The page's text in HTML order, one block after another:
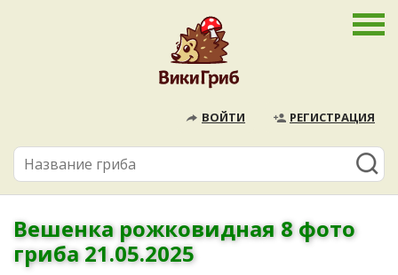
ВОЙТИ РЕГИСТРАЦИЯ
Вешенка рожковидная 8 фото
гриба 21.05.2025